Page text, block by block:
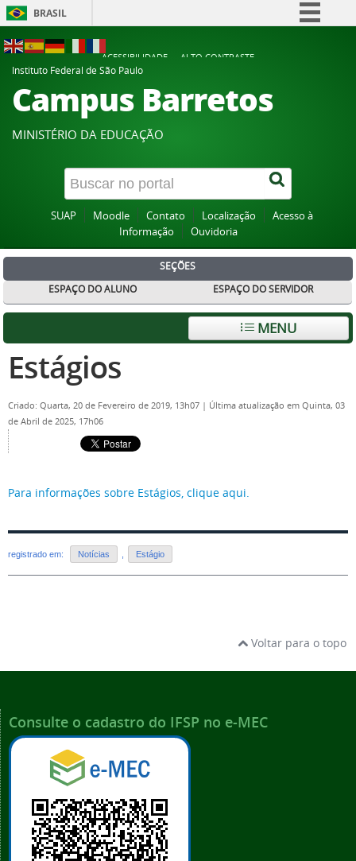
BRASIL
Participe
Acesso à informação
Canais
ACESSIBILIDADE
ALTO CONTRASTE
Instituto Federal de São Paulo
Campus Barretos
MINISTÉRIO DA EDUCAÇÃO
SUAP Moodle Contato Localização
Acesso à
Informação
Ouvidoria
SEÇÕES
ESPAÇO DO ALUNO
ESPAÇO DO SERVIDOR
MENU
Estágios
Criado: Quarta, 20 de Fevereiro de 2019, 13h07 | Última atualização em Quinta, 03
de Abril de 2025, 17h06
Para informações sobre Estágios, clique aqui.
registrado em: Notícias Estágio
Voltar para o topo
Consulte o cadastro do IFSP no e-MEC